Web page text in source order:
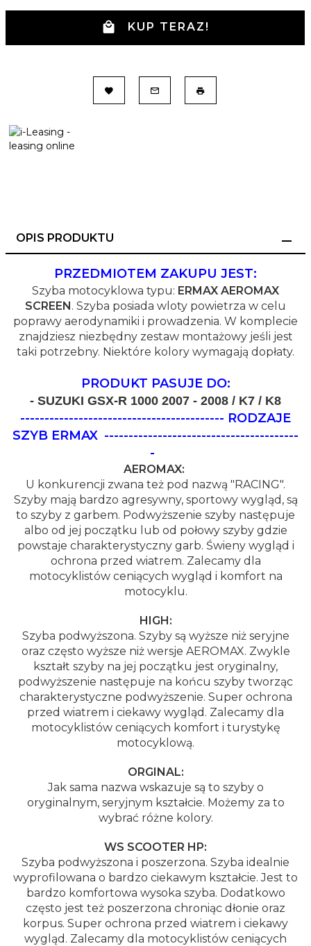
KUP TERAZ!
OPIS PRODUKTU
PRZEDMIOTEM ZAKUPU JEST:
Szyba motocyklowa typu: ERMAX AEROMAX
SCREEN. Szyba posiada wloty powietrza w celu
poprawy aerodynamiki i prowadzenia. W komplecie
znajdziesz niezbędny zestaw montażowy jeśli jest
taki potrzebny. Niektóre kolory wymagają dopłaty.
PRODUKT PASUJE DO:
- SUZUKI GSX-R 1000 2007 - 2008 / K7 / K8
------------------------------------------ RODZAJE
SZYB ERMAX ----------------------------------------
-
AEROMAX:
U konkurencji zwana też pod nazwą "RACING".
Szyby mają bardzo agresywny, sportowy wygląd, są
to szyby z garbem. Podwyższenie szyby następuje
albo od jej początku lub od połowy szyby gdzie
powstaje charakterystyczny garb. Świeny wygląd i
ochrona przed wiatrem. Zalecamy dla
motocyklistów ceniących wygląd i komfort na
motocyklu.
HIGH:
Szyba podwyższona. Szyby są wyższe niż seryjne
oraz często wyższe niż wersje AEROMAX. Zwykle
kształt szyby na jej początku jest oryginalny,
podwyższenie następuje na końcu szyby tworząc
charakterystyczne podwyższenie. Super ochrona
przed wiatrem i ciekawy wygląd. Zalecamy dla
motocyklistów ceniących komfort i turystykę
motocyklową.
ORGINAL:
Jak sama nazwa wskazuje są to szyby o
oryginalnym, seryjnym kształcie. Możemy za to
wybrać różne kolory.
WS SCOOTER HP:
Szyba podwyższona i poszerzona. Szyba idealnie
wyprofilowana o bardzo ciekawym kształcie. Jest to
bardzo komfortowa wysoka szyba. Dodatkowo
często jest też poszerzona chroniąc dłonie oraz
korpus. Super ochrona przed wiatrem i ciekawy
wygląd. Zalecamy dla motocyklistów ceniących